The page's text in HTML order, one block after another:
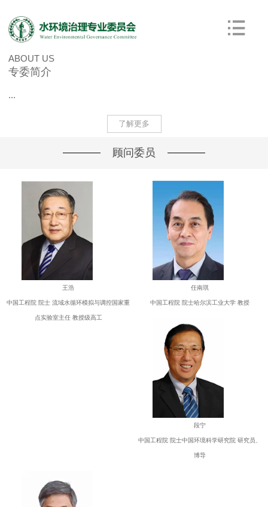
ABOUT US
专委简介
...
了解更多
顾问委员
王浩
中国工程院 院士 流域水循环模拟与调控国家重
点实验室主任 教授级高工
任南琪
中国工程院 院士哈尔滨工业大学 教授
段宁
中国工程院 院士中国环境科学研究院 研究员、
博导